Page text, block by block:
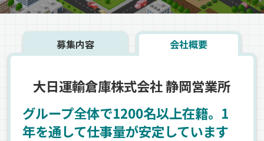
募集内容 会社概要
大日運輸倉庫株式会社 静岡営業所
グループ全体で1200名以上在籍。1
年を通して仕事量が安定しています